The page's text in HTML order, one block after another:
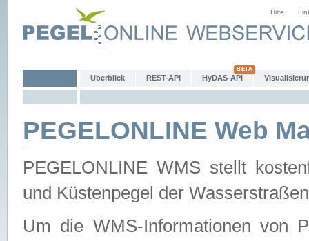
Hilfe
Überblick REST-API HyDAS-API
PEGELONLINE Web
PEGELONLINE WMS stellt
und Küstenpegel der
Um die WMS-Informationen von